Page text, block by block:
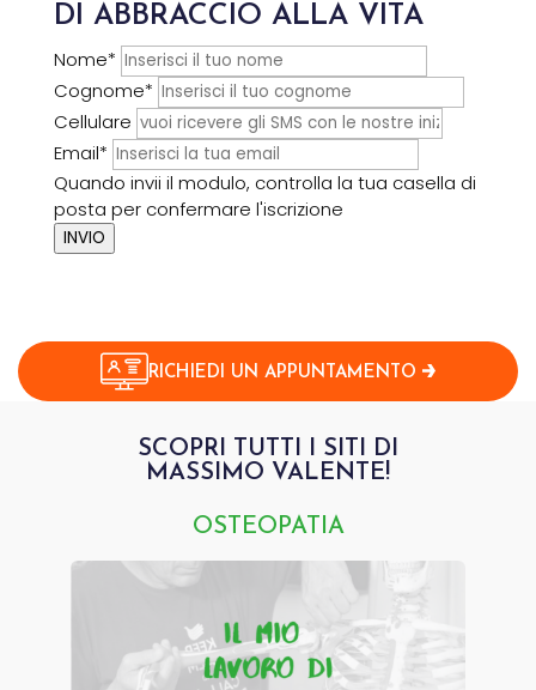
DI ABBRACCIO ALLA VITA
Nome*
Cognome*
Cellulare
Email*
Quando invii il modulo, controlla la tua casella di
posta per confermare l'iscrizione
INVIO
RICHIEDI UN APPUNTAMENTO
SCOPRI TUTTI I SITI DI
MASSIMO VALENTE!
OSTEOPATIA